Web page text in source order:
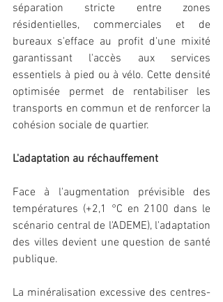
séparation stricte entre zones
résidentielles, commerciales et de
bureaux s'efface au profit d'une mixité
garantissant l'accès aux services
essentiels à pied ou à vélo. Cette densité
optimisée permet de rentabiliser les
transports en commun et de renforcer la
cohésion sociale de quartier.
L'adaptation au réchauffement
Face à l'augmentation prévisible des
températures (+2,1 °C en 2100 dans le
scénario central de l'ADEME), l'adaptation
des villes devient une question de santé
publique.
La minéralisation excessive des centres-